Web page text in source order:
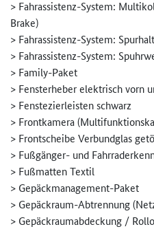
> Fahrassistenz-System:
Brake)
> Fahrassistenz-System:
> Fahrassistenz-System:
> Family-Paket
> Fensterheber elektrisch vorn
> Fenstezierleisten schwarz
> Frontkamera
> Frontscheibe Verbundglas
> Fußgänger- und
> Fußmatten Textil
> Gepäckmanagement-Paket
> Gepäckraum-Abtrennung
> Gepäckraumabdeckung / Rollo